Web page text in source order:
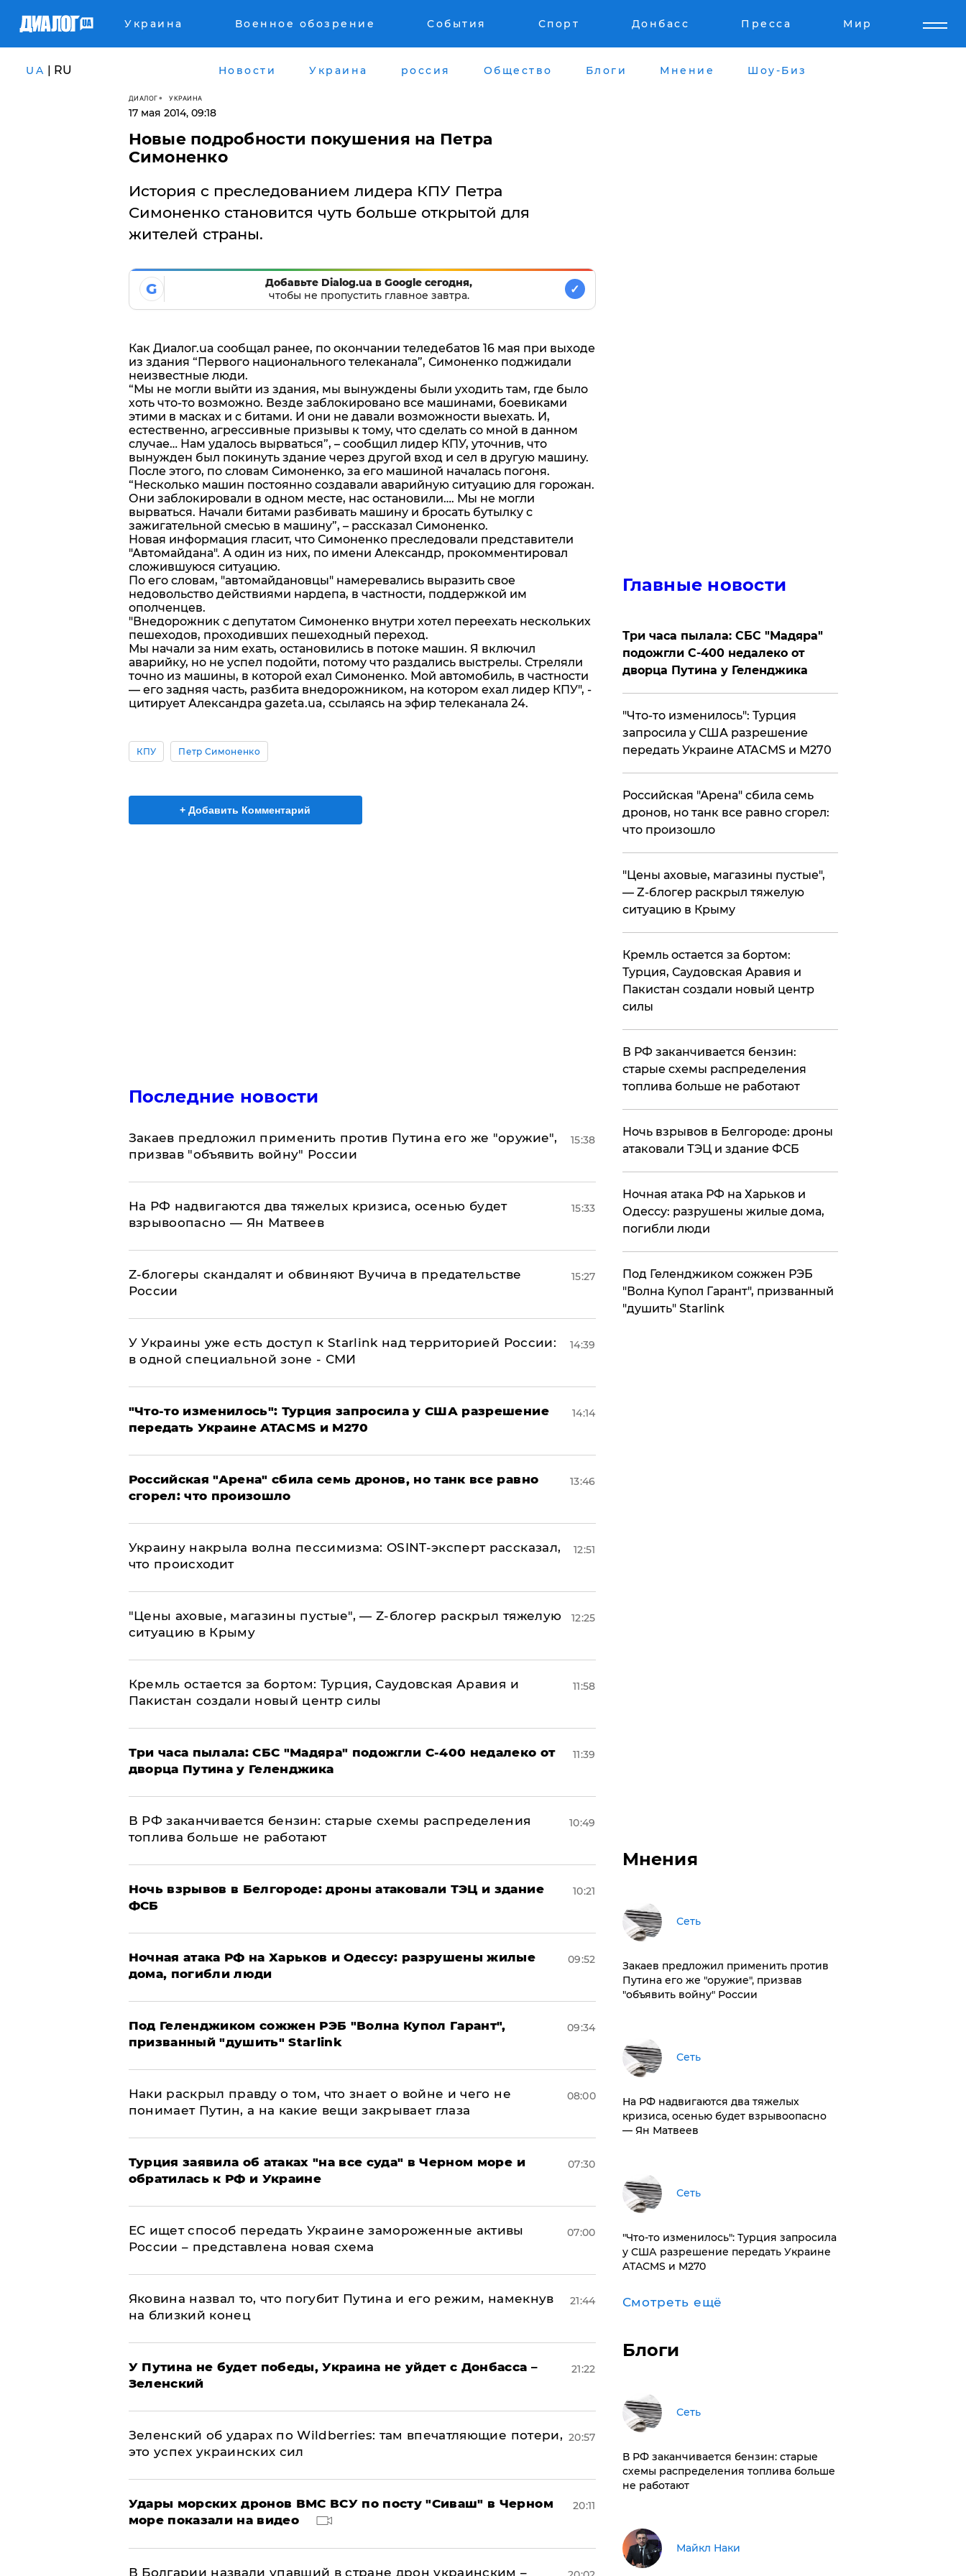
Украина Военное обозрение События Спорт Донбасс Пресса Мир
UA | RU Новости Украина россия Общество Блоги Мнение Шоу-Биз
ДИАЛОГ УКРАИНА
17 мая 2014, 09:18
Новые подробности покушения на Петра
Симоненко
История с преследованием лидера КПУ Петра
Симоненко становится чуть больше открытой для
жителей страны.
G
Добавьте Dialog.ua в Google сегодня,
чтобы не пропустить главное завтра.
✓
Как Диалог.ua сообщал ранее, по окончании теледебатов 16 мая при выходе
из здания “Первого национального телеканала”, Симоненко поджидали
неизвестные люди.
“Мы не могли выйти из здания, мы вынуждены были уходить там, где было
хоть что-то возможно. Везде заблокировано все машинами, боевиками
этими в масках и с битами. И они не давали возможности выехать. И,
естественно, агрессивные призывы к тому, что сделать со мной в данном
случае… Нам удалось вырваться”, – сообщил лидер КПУ, уточнив, что
вынужден был покинуть здание через другой вход и сел в другую машину.
После этого, по словам Симоненко, за его машиной началась погоня.
“Несколько машин постоянно создавали аварийную ситуацию для горожан.
Они заблокировали в одном месте, нас остановили…. Мы не могли
вырваться. Начали битами разбивать машину и бросать бутылку с
зажигательной смесью в машину”, – рассказал Симоненко.
Новая информация гласит, что Симоненко преследовали представители
"Автомайдана". А один из них, по имени Александр, прокомментировал
сложившуюся ситуацию.
По его словам, "автомайдановцы" намеревались выразить свое
недовольство действиями нардепа, в частности, поддержкой им
ополченцев.
"Внедорожник с депутатом Симоненко внутри хотел переехать нескольких
пешеходов, проходивших пешеходный переход.
Мы начали за ним ехать, остановились в потоке машин. Я включил
аварийку, но не успел подойти, потому что раздались выстрелы. Стреляли
точно из машины, в которой ехал Симоненко. Мой автомобиль, в частности
— его задняя часть, разбита внедорожником, на котором ехал лидер КПУ", -
цитирует Александра gazeta.ua, ссылаясь на эфир телеканала 24.
КПУ Петр Симоненко
+ Добавить Комментарий
Последние новости
Закаев предложил применить против Путина его же "оружие",
призвав "объявить войну" России
15:38
На РФ надвигаются два тяжелых кризиса, осенью будет
взрывоопасно — Ян Матвеев
15:33
Z-блогеры скандалят и обвиняют Вучича в предательстве
России
15:27
У Украины уже есть доступ к Starlink над территорией России:
в одной специальной зоне - СМИ
14:39
​"Что-то изменилось": Турция запросила у США разрешение
передать Украине ATACMS и M270
14:14
​Российская "Арена" сбила семь дронов, но танк все равно
сгорел: что произошло
13:46
​Украину накрыла волна пессимизма: OSINT-эксперт рассказал,
что происходит
12:51
​"Цены аховые, магазины пустые", — Z-блогер раскрыл тяжелую
ситуацию в Крыму
12:25
​Кремль остается за бортом: Турция, Саудовская Аравия и
Пакистан создали новый центр силы
11:58
Три часа пылала: СБС "Мадяра" подожгли С-400 недалеко от
дворца Путина у Геленджика
11:39
​В РФ заканчивается бензин: старые схемы распределения
топлива больше не работают
10:49
​Ночь взрывов в Белгороде: дроны атаковали ТЭЦ и здание
ФСБ
10:21
​Ночная атака РФ на Харьков и Одессу: разрушены жилые
дома, погибли люди
09:52
Под Геленджиком сожжен РЭБ "Волна Купол Гарант",
призванный "душить" Starlink
09:34
Наки раскрыл правду о том, что знает о войне и чего не
понимает Путин, а на какие вещи закрывает глаза
08:00
Турция заявила об атаках "на все суда" в Черном море и
обратилась к РФ и Украине
07:30
ЕС ищет способ передать Украине замороженные активы
России – представлена новая схема
07:00
Яковина назвал то, что погубит Путина и его режим, намекнув
на близкий конец
21:44
У Путина не будет победы, Украина не уйдет с Донбасса –
Зеленский
21:22
Зеленский об ударах по Wildberries: там впечатляющие потери,
это успех украинских сил
20:57
Удары морских дронов ВМС ВСУ по посту "Сиваш" в Черном
море показали на видео
20:11
В Болгарии назвали упавший в стране дрон украинским –
Главные новости
Три часа пылала: СБС "Мадяра"
подожгли С-400 недалеко от
дворца Путина у Геленджика
​"Что-то изменилось": Турция
запросила у США разрешение
передать Украине ATACMS и M270
​Российская "Арена" сбила семь
дронов, но танк все равно сгорел:
что произошло
​"Цены аховые, магазины пустые",
— Z-блогер раскрыл тяжелую
ситуацию в Крыму
​Кремль остается за бортом:
Турция, Саудовская Аравия и
Пакистан создали новый центр
силы
​В РФ заканчивается бензин:
старые схемы распределения
топлива больше не работают
​Ночь взрывов в Белгороде: дроны
атаковали ТЭЦ и здание ФСБ
​Ночная атака РФ на Харьков и
Одессу: разрушены жилые дома,
погибли люди
Под Геленджиком сожжен РЭБ
"Волна Купол Гарант", призванный
"душить" Starlink
Мнения
Сеть
Закаев предложил применить против
Путина его же "оружие", призвав
"объявить войну" России
Сеть
На РФ надвигаются два тяжелых
кризиса, осенью будет взрывоопасно
— Ян Матвеев
Сеть
​"Что-то изменилось": Турция запросила
у США разрешение передать Украине
ATACMS и M270
Смотреть ещё
Блоги
Сеть
​В РФ заканчивается бензин: старые
схемы распределения топлива больше
не работают
Майкл Наки